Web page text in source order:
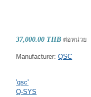
37,000.00 THB ต่อหน่วย
Manufacturer:QSC
'qsc'
Q-SYS